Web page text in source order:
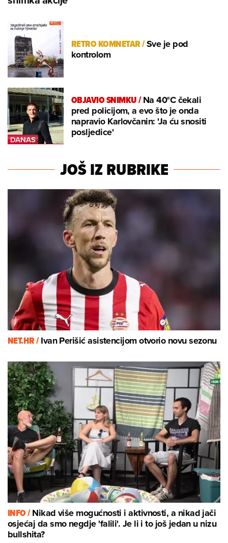
RETRO KOMNETAR/Sve je pod
kontrolom
OBJAVIO SNIMKU/Na 40°C čekali
pred policijom, a evo što je onda
napravio Karlovčanin: 'Ja ću snositi
posljedice'
JOŠ IZ RUBRIKE
NET.HR /Ivan Perišić asistencijom otvorio novu sezonu
INFO /Nikad više mogućnosti i aktivnosti, a nikad jači
osjećaj da smo negdje 'falili'. Je li i to još jedan u nizu
bullshita?